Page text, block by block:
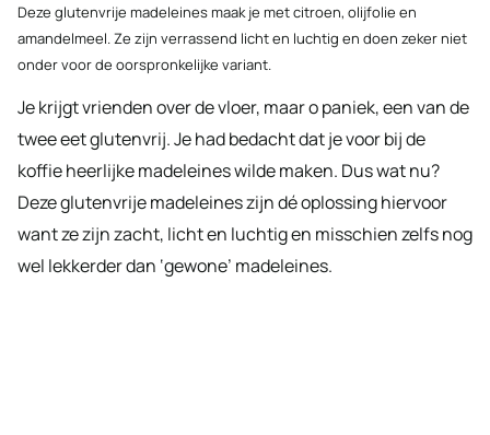
Deze glutenvrije madeleines maak je met citroen, olijfolie en
amandelmeel. Ze zijn verrassend licht en luchtig en doen zeker niet
onder voor de oorspronkelijke variant.
Je krijgt vrienden over de vloer, maar o paniek, een van de
twee eet glutenvrij. Je had bedacht dat je voor bij de
koffie heerlijke madeleines wilde maken. Dus wat nu?
Deze glutenvrije madeleines zijn dé oplossing hiervoor
want ze zijn zacht, licht en luchtig en misschien zelfs nog
wel lekkerder dan ‘gewone’ madeleines.